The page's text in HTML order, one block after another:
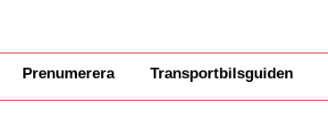
Prenumerera Transportbilsguiden